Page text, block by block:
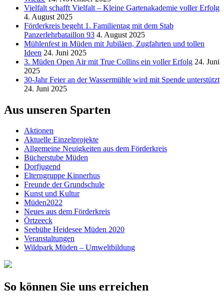
Vielfalt schafft Vielfalt – Kleine Gartenakademie voller Erfolg
4. August 2025
Förderkreis begeht 1. Familientag mit dem Stab
Panzerlehrbataillon 93 4. August 2025
Mühlenfest in Müden mit Jubiläen, Zugfahrten und tollen
Ideen 24. Juni 2025
3. Müden Open Air mit True Collins ein voller Erfolg 24. Juni
2025
30-Jahr Feier an der Wassermühle wird mit Spende unterstützt
24. Juni 2025
Aus unseren Sparten
Aktionen
Aktuelle Einzelprojekte
Allgemeine Neuigkeiten aus dem Förderkreis
Bücherstube Müden
Dorfjugend
Elterngruppe Kinnerhus
Freunde der Grundschule
Kunst und Kultur
Müden2022
Neues aus dem Förderkreis
Örtzeeck
Seebühe Heidesee Müden 2020
Veranstaltungen
Wildpark Müden – Umweltbildung
So können Sie uns erreichen